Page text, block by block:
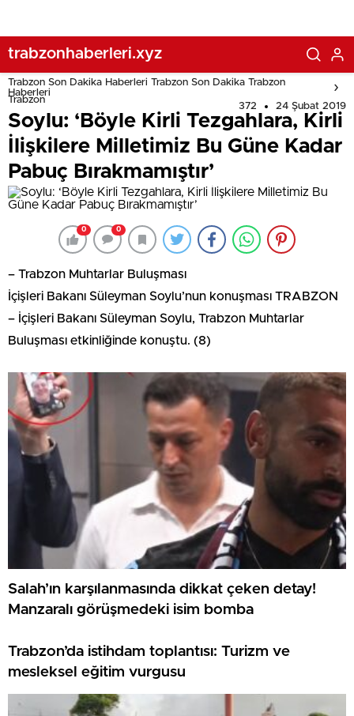
trabzonhaberleri.xyz
Trabzon Son Dakika Haberleri Trabzon Son Dakika Trabzon
Haberleri
Trabzon
372 24 Şubat 2019
Soylu: ‘Böyle Kirli Tezgahlara, Kirli
İlişkilere Milletimiz Bu Güne Kadar
Pabuç Bırakmamıştır’
0 0
– Trabzon Muhtarlar Buluşması
İçişleri Bakanı Süleyman Soylu’nun konuşması TRABZON
– İçişleri Bakanı Süleyman Soylu, Trabzon Muhtarlar
Buluşması etkinliğinde konuştu. (8)
Salah’ın karşılanmasında dikkat çeken detay!
Manzaralı görüşmedeki isim bomba
Trabzon’da istihdam toplantısı: Turizm ve
mesleksel eğitim vurgusu